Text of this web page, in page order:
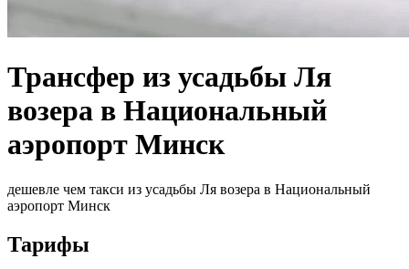
Трансфер из усадьбы Ля
возера в Национальный
аэропорт Минск
дешевле чем такси из усадьбы Ля возера в Национальный
аэропорт Минск
Тарифы